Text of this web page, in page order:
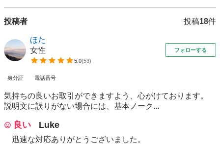
投稿者 投稿18件
ほた
女性
5.0(53)
フォローする
身分証 電話番号
気持ちの良いお取引ができますよう、心がけております。
説明文に誤りがない場合には、基本ノーク...
良い Luke
迅速な対応ありがとうございました。